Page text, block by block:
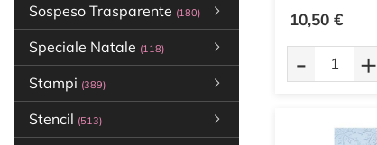
Sospeso Trasparente (180)
Speciale Natale (118)
Stampi (389)
Stencil (513)
10,50 €
- +